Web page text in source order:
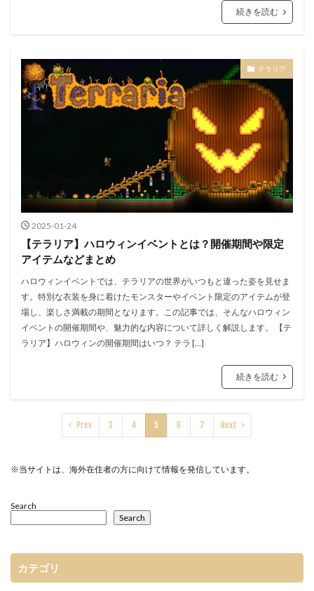
続きを読む
テラリア
2025-01-24
【テラリア】ハロウィンイベントとは？開催期間や限定
アイテムなどまとめ
ハロウィンイベントでは、テラリアの世界がいつもと違った姿を見せま
す。特別な衣装を身に着けたモンスターやイベント限定のアイテムが登
場し、楽しさ満載の期間となります。この記事では、そんなハロウィン
イベントの開催期間や、魅力的な内容について詳しく解説します。 【テ
ラリア】ハロウィンの開催期間はいつ？ テラ […]
続きを読む
Prev 3 4 5 6 7 Next
※当サイトは、海外在住者の方に向けて情報を発信しています。
Search
Search
カテゴリ